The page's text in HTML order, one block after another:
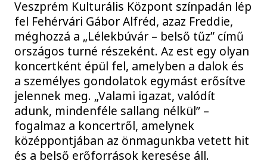
Veszprém Kulturális Központ színpadán lép
fel Fehérvári Gábor Alfréd, azaz Freddie,
méghozzá a „Lélekbúvár – belső tűz” című
országos turné részeként. Az est egy olyan
koncertként épül fel, amelyben a dalok és
a személyes gondolatok egymást erősítve
jelennek meg. „Valami igazat, valódít
adunk, mindenféle sallang nélkül” –
fogalmaz a koncertről, amelynek
középpontjában az önmagunkba vetett hit
és a belső erőforrások keresése áll.